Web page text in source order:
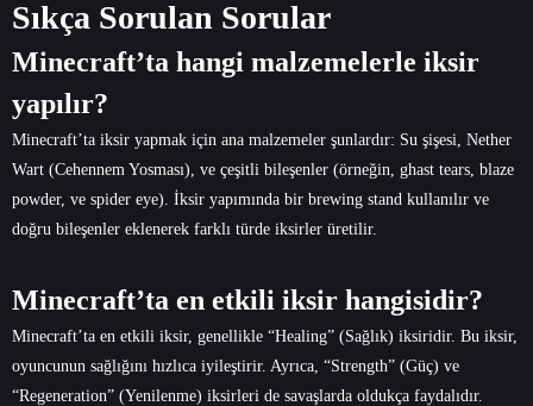
Sıkça Sorulan Sorular
Minecraft’ta hangi malzemelerle iksir
yapılır?
Minecraft’ta iksir yapmak için ana malzemeler şunlardır: Su şişesi, Nether
Wart (Cehennem Yosması), ve çeşitli bileşenler (örneğin, ghast tears, blaze
powder, ve spider eye). İksir yapımında bir brewing stand kullanılır ve
doğru bileşenler eklenerek farklı türde iksirler üretilir.
Minecraft’ta en etkili iksir hangisidir?
Minecraft’ta en etkili iksir, genellikle “Healing” (Sağlık) iksiridir. Bu iksir,
oyuncunun sağlığını hızlıca iyileştirir. Ayrıca, “Strength” (Güç) ve
“Regeneration” (Yenilenme) iksirleri de savaşlarda oldukça faydalıdır.